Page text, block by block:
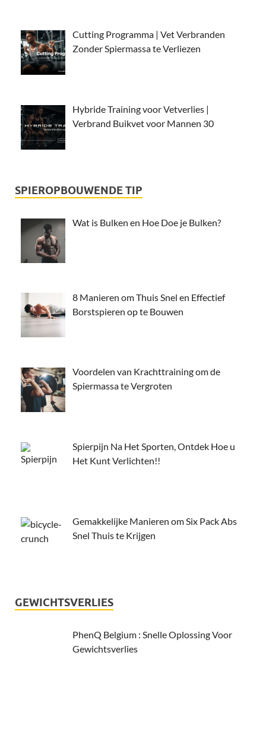
Cutting Programma | Vet Verbranden
Zonder Spiermassa te Verliezen
Hybride Training voor Vetverlies |
Verbrand Buikvet voor Mannen 30
SPIEROPBOUWENDE TIP
Wat is Bulken en Hoe Doe je Bulken?
8 Manieren om Thuis Snel en Effectief
Borstspieren op te Bouwen
Voordelen van Krachttraining om de
Spiermassa te Vergroten
Spierpijn Na Het Sporten, Ontdek Hoe u
Het Kunt Verlichten!!
Gemakkelijke Manieren om Six Pack Abs
Snel Thuis te Krijgen
GEWICHTSVERLIES
PhenQ Belgium : Snelle Oplossing Voor
Gewichtsverlies